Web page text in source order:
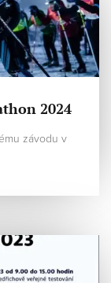
2024
závodu v